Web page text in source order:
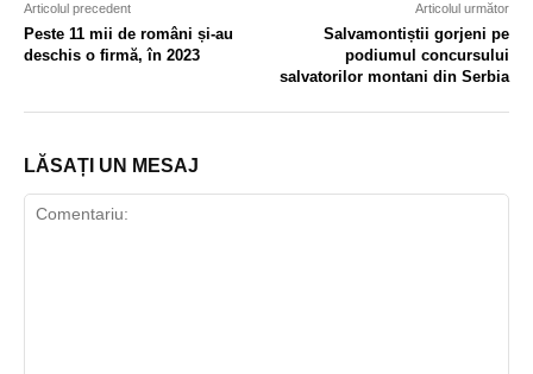
Articolul precedent
Peste 11 mii de români și-au
deschis o firmă, în 2023
Articolul următor
Salvamontiștii gorjeni pe
podiumul concursului
salvatorilor montani din Serbia
LĂSAȚI UN MESAJ